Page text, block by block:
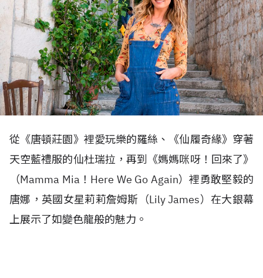
從《唐頓莊園》裡愛玩樂的羅絲、《仙履奇緣》穿著
天空藍禮服的仙杜瑞拉，再到《媽媽咪呀！回來了》
（Mamma Mia！Here We Go Again）裡勇敢堅毅的
唐娜，英國女星莉莉詹姆斯（Lily James）在大銀幕
上展示了如變色龍般的魅力。